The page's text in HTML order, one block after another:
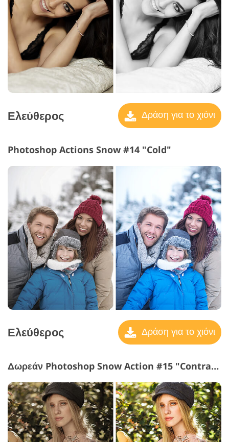
Ελεύθερος Δράση για το χιόνι
Photoshop Actions Snow #14 "Cold"
Ελεύθερος Δράση για το χιόνι
Δωρεάν Photoshop Snow Action #15 "Contrast Green"